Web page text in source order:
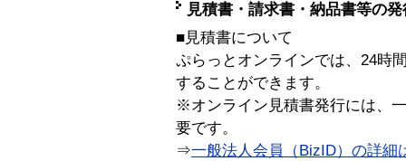
見積書・請求書・納品書等の
■見積書について
ぷらっとオンラインでは、24時
することができます。
※オンライン見積書発行には、
要です。
⇒一般法人会員（BizID）の詳細